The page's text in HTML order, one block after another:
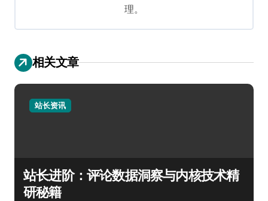
理。
相关文章
站长资讯
站长进阶：评论数据洞察与内核技术精
研秘籍